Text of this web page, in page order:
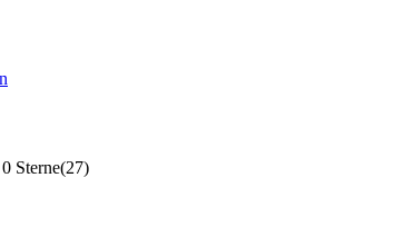
Sterne(27)